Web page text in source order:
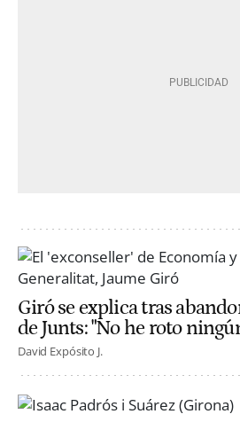
Giró se explica tras
de Junts: "No he roto
David Expósito J.